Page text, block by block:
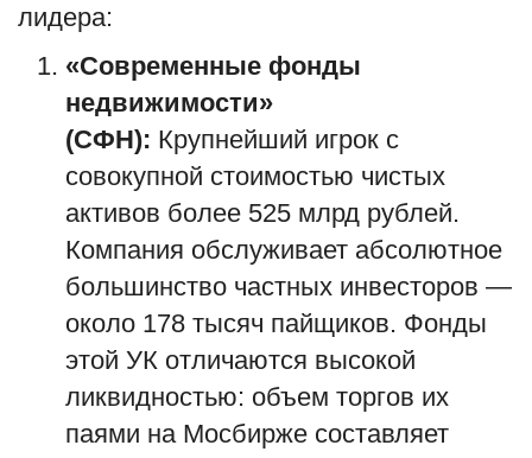
лидера:
«Современные фонды
недвижимости»
(СФН): Крупнейший игрок с
совокупной стоимостью чистых
активов более 525 млрд рублей.
Компания обслуживает абсолютное
большинство частных инвесторов —
около 178 тысяч пайщиков. Фонды
этой УК отличаются высокой
ликвидностью: объем торгов их
паями на Мосбирже составляет